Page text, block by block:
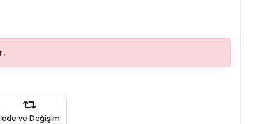
İade ve Değişim